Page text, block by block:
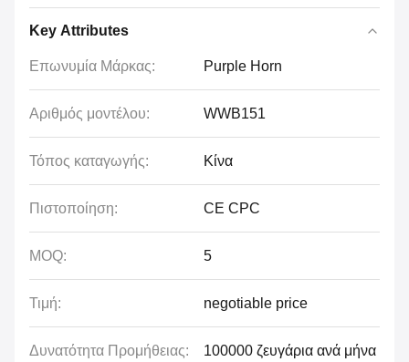
Key Attributes
Επωνυμία Μάρκας: Purple Horn
Αριθμός μοντέλου: WWB151
Τόπος καταγωγής: Κίνα
Πιστοποίηση: CE CPC
MOQ: 5
Τιμή: negotiable price
Δυνατότητα Προμήθειας: 100000 ζευγάρια ανά μήνα